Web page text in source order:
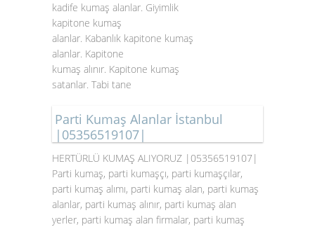
kadife kumaş alanlar. Giyimlik
kapitone kumaş
alanlar. Kabanlık kapitone kumaş
alanlar. Kapitone
kumaş alınır. Kapitone kumaş
satanlar. Tabi tane
Parti Kumaş Alanlar İstanbul
|05356519107|
HERTÜRLÜ KUMAŞ ALIYORUZ |05356519107|
Parti kumaş, parti kumaşçı, parti kumaşçılar,
parti kumaş alımı, parti kumaş alan, parti kumaş
alanlar, parti kumaş alınır, parti kumaş alan
yerler, parti kumaş alan firmalar, parti kumaş